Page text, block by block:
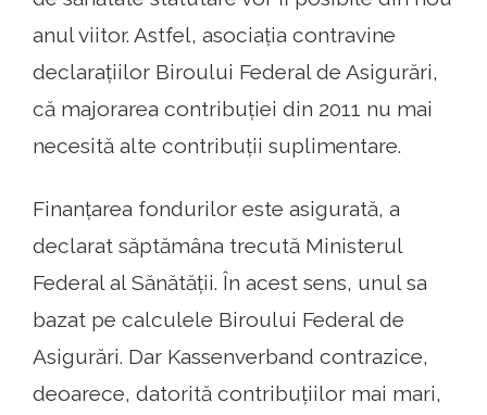
anul viitor. Astfel, asociația contravine
declarațiilor Biroului Federal de Asigurări,
că majorarea contribuției din 2011 nu mai
necesită alte contribuții suplimentare.
Finanțarea fondurilor este asigurată, a
declarat săptămâna trecută Ministerul
Federal al Sănătății. În acest sens, unul sa
bazat pe calculele Biroului Federal de
Asigurări. Dar Kassenverband contrazice,
deoarece, datorită contribuțiilor mai mari,